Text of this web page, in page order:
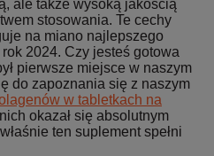
ale także wysoką jakością
stosowania. Te cechy
na miano najlepszego
2024. Czy jesteś gotowa
pierwsze miejsce w naszym
do zapoznania się z naszym
w tabletkach na
okazał się absolutnym
ten suplement spełni